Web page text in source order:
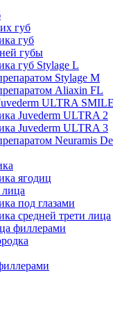
губ
губ
губы
губ Stylage L
Stylage M
Aliaxin FL
ULTRA
Juvederm ULTRA 2
Juvederm ULTRA 3
Neuramis
ягодиц
под глазами
средней трети лица
филлерами